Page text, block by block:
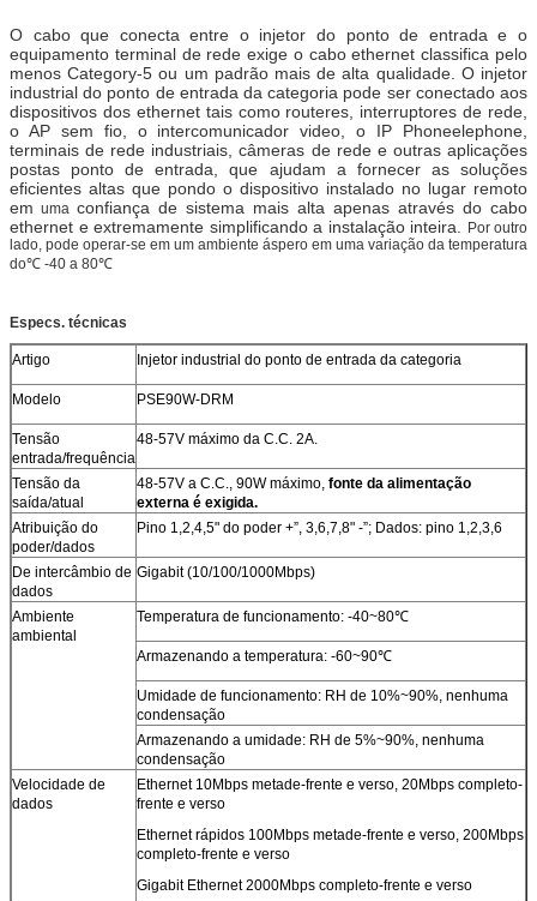
O cabo que conecta entre o injetor do ponto de entrada e o
equipamento terminal de rede exige o cabo ethernet classifica pelo
menos Category-5 ou um padrão mais de alta qualidade. O injetor
industrial do ponto de entrada da categoria pode ser conectado aos
dispositivos dos ethernet tais como routeres, interruptores de rede,
o AP sem fio, o intercomunicador video, o IP Phoneelephone,
terminais de rede industriais, câmeras de rede e outras aplicações
postas ponto de entrada, que ajudam a fornecer as soluções
eficientes altas que pondo o dispositivo instalado no lugar remoto
em uma confiança de sistema mais alta apenas através do cabo
ethernet e extremamente simplificando a instalação inteira.
Por outro
lado, pode operar-se em um ambiente áspero em uma variação da temperatura
do℃ -40 a 80℃
Especs. técnicas
Artigo Injetor industrial do ponto de entrada da categoria
Modelo PSE90W-DRM
Tensão
entrada/frequência
48-57V máximo da C.C. 2A.
Tensão da
saída/atual
48-57V a C.C., 90W máximo, fonte da alimentação
externa é exigida.
Atribuição do
poder/dados
Pino 1,2,4,5" do poder +”, 3,6,7,8" -”; Dados: pino 1,2,3,6
De intercâmbio de
dados
Gigabit (10/100/1000Mbps)
Ambiente
ambiental
Temperatura de funcionamento: -40~80℃
Armazenando a temperatura: -60~90℃
Umidade de funcionamento: RH de 10%~90%, nenhuma
condensação
Armazenando a umidade: RH de 5%~90%, nenhuma
condensação
Velocidade de
dados
Ethernet 10Mbps metade-frente e verso, 20Mbps completo-
frente e verso
Ethernet rápidos 100Mbps metade-frente e verso, 200Mbps
completo-frente e verso
Gigabit Ethernet 2000Mbps completo-frente e verso